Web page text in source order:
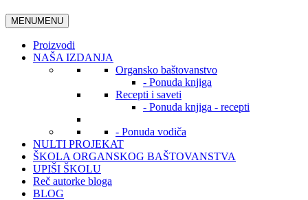
MENUMENU
Proizvodi
NAŠA IZDANJA
Organsko baštovanstvo
- Ponuda knjiga
Recepti i saveti
- Ponuda knjiga - recepti
- Ponuda vodiča
NULTI PROJEKAT
ŠKOLA ORGANSKOG BAŠTOVANSTVA
UPIŠI ŠKOLU
Reč autorke bloga
BLOG